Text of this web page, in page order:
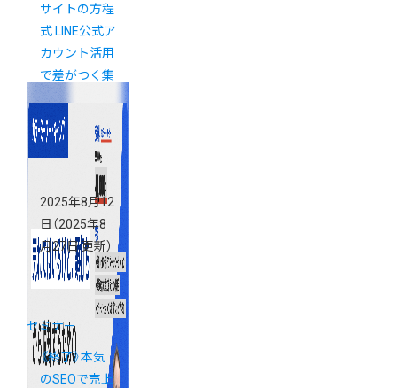
サイトの方程
式 LINE公式ア
カウント活用
で差がつく集
2025年8月12
日 （2025年8
月27日 更新）
セミナー
《終了》本気
のSEOで売上